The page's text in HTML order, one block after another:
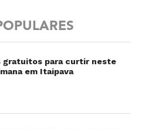
gratuitos para curtir neste
em Itaipava